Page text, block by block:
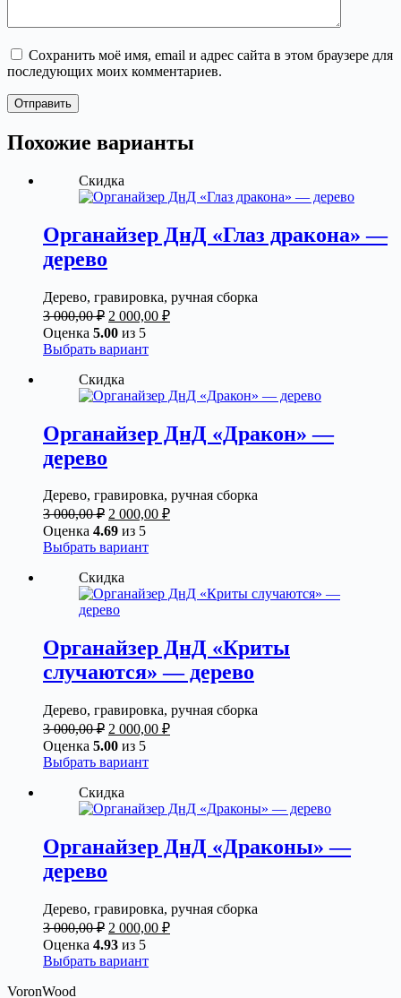
Сохранить моё имя, email и адрес сайта в этом браузере для
последующих моих комментариев.
Отправить
Похожие варианты
Скидка
Органайзер ДнД «Глаз дракона» —
дерево
Дерево, гравировка, ручная сборка
3 000,00₽ Первоначальная
цена
составляла
3
000,00 ₽.
2 000,00 ₽Текущая
Оценка 5.00 из 5
Выбрать вариантЭтот
несколько
Опции
можно
странице
товара.
Скидка
Органайзер ДнД «Дракон» —
дерево
Дерево, гравировка, ручная сборка
3 000,00₽ Первоначальная
цена
составляла
3
000,00 ₽.
2 000,00 ₽Текущая
Оценка 4.69 из 5
Выбрать вариантЭтот
несколько
можно
выбрать
на
товара.
Скидка
Органайзер ДнД «Криты
случаются» — дерево
Дерево, гравировка, ручная сборка
3 000,00₽ Первоначальная
цена
составляла
3
000,00 ₽.
2 000,00 ₽Текущая
Оценка 5.00 из 5
Выбрать вариантЭтот
несколько
Опции
можно
странице
товара.
Скидка
Органайзер ДнД «Драконы» —
дерево
Дерево, гравировка, ручная сборка
3 000,00₽ Первоначальная
цена
составляла
3
2 000,00 ₽Текущая
Оценка 4.93 из 5
Выбрать вариантЭтот
VoronWood